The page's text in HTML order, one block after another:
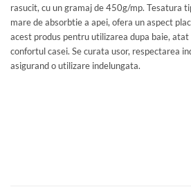
rasucit, cu un gramaj de 450g/mp. Tesatura
mare de absorbtie a apei, ofera un aspect
acest produs pentru utilizarea dupa baie, atat
confortul casei. Se curata usor, respectarea
asigurand o utilizare indelungata.